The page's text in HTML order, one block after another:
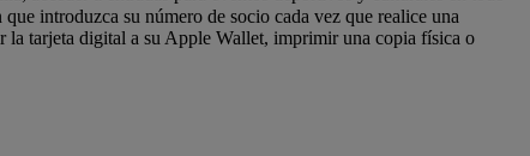
introduzca su número de socio cada vez que realice una
la tarjeta digital a su Apple Wallet, imprimir una copia física o